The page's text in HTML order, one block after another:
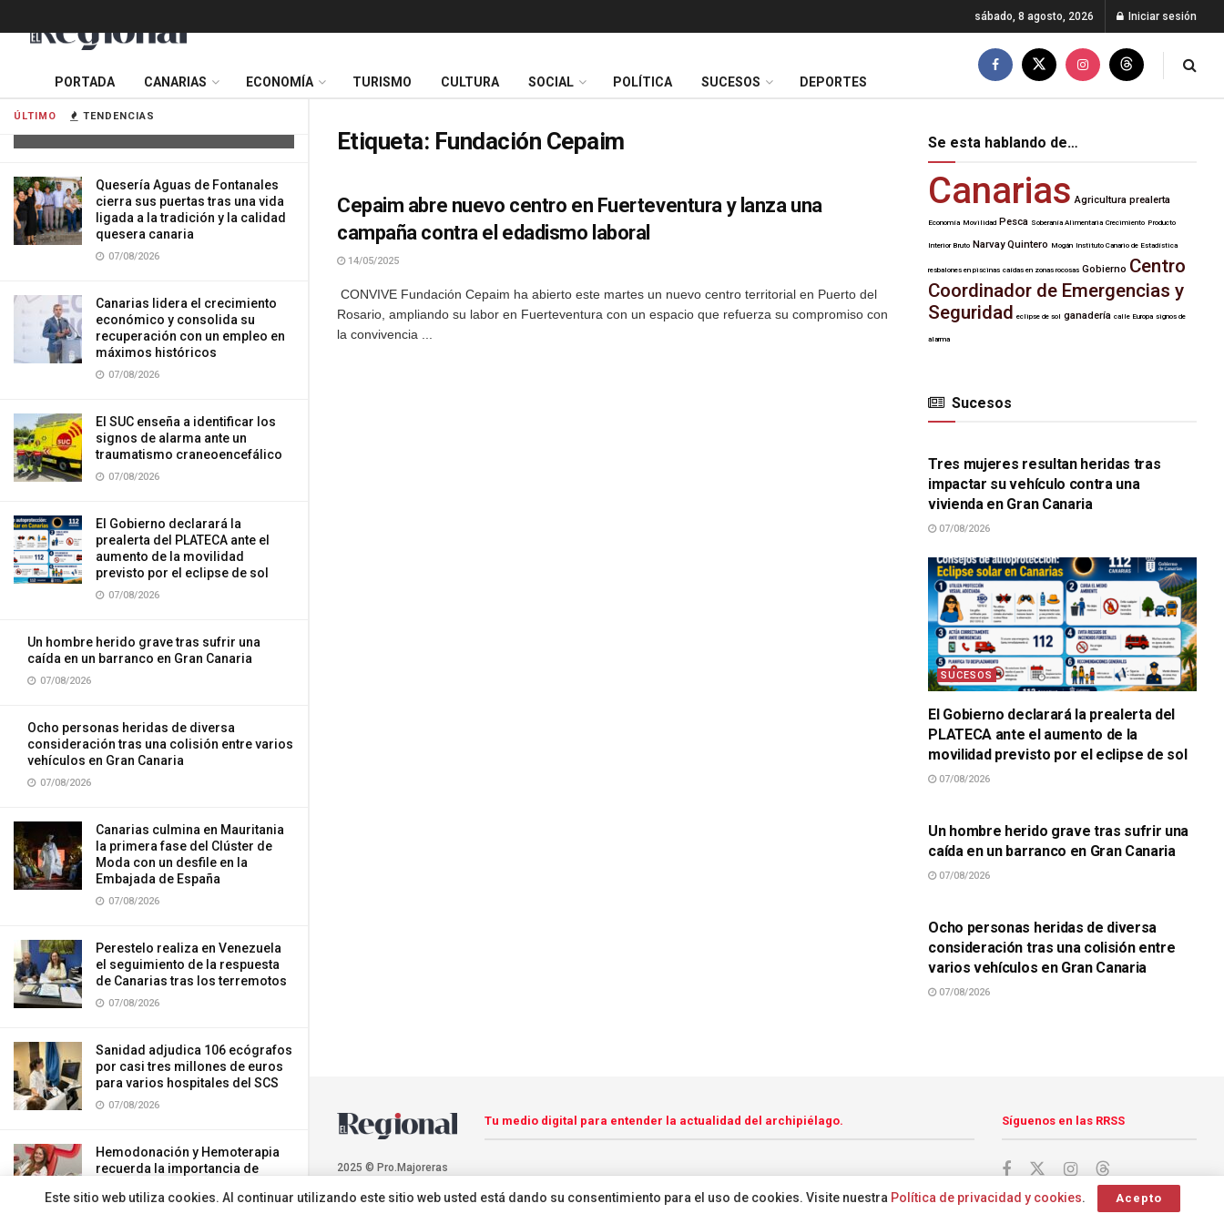
ÚLTIMO TENDENCIAS
impactar su vehículo contra una
Quesería Aguas de Fontanales
cierra sus puertas tras una vida
ligada a la tradición y la calidad
quesera canaria
07/08/2026
Canarias lidera el crecimiento
económico y consolida su
recuperación con un empleo en
máximos históricos
07/08/2026
El SUC enseña a identificar los
signos de alarma ante un
traumatismo craneoencefálico
07/08/2026
El Gobierno declarará la
prealerta del PLATECA ante el
aumento de la movilidad
previsto por el eclipse de sol
07/08/2026
Un hombre herido grave tras sufrir una
caída en un barranco en Gran Canaria
07/08/2026
Ocho personas heridas de diversa
consideración tras una colisión entre varios
vehículos en Gran Canaria
07/08/2026
Canarias culmina en Mauritania
la primera fase del Clúster de
Moda con un desfile en la
Embajada de España
07/08/2026
Perestelo realiza en Venezuela
el seguimiento de la respuesta
de Canarias tras los terremotos
07/08/2026
Sanidad adjudica 106 ecógrafos
por casi tres millones de euros
para varios hospitales del SCS
07/08/2026
Hemodonación y Hemoterapia
recuerda la importancia de
sábado, 8 agosto, 2026 Iniciar sesión
PORTADA CANARIAS ECONOMÍA TURISMO CULTURA SOCIAL POLÍTICA SUCESOS DEPORTES
Etiqueta: Fundación Cepaim
Cepaim abre nuevo centro en Fuerteventura y lanza una
campaña contra el edadismo laboral
14/05/2025
CONVIVE Fundación Cepaim ha abierto este martes un nuevo centro territorial en Puerto del
Rosario, ampliando su labor en Fuerteventura con un espacio que refuerza su compromiso con
la convivencia ...
Se esta hablando de…
Canarias Agricultura prealerta
Economía Movilidad Pesca Soberanía Alimentaria Crecimiento Producto
Interior Bruto Narvay Quintero Mogán Instituto Canario de Estadística
resbalones en piscinas caídas en zonas rocosas Gobierno Centro
Coordinador de Emergencias y
Seguridad eclipse de sol ganadería calle Europa signos de
alarma
Sucesos
SUCESOS
Tres mujeres resultan heridas tras
impactar su vehículo contra una
vivienda en Gran Canaria
07/08/2026
SUCESOS
El Gobierno declarará la prealerta del
PLATECA ante el aumento de la
movilidad previsto por el eclipse de sol
07/08/2026
Un hombre herido grave tras sufrir una
caída en un barranco en Gran Canaria
07/08/2026
Ocho personas heridas de diversa
consideración tras una colisión entre
varios vehículos en Gran Canaria
07/08/2026
2025 © Pro.Majoreras
Tu medio digital para entender la actualidad del archipiélago. Síguenos en las RRSS
Este sitio web utiliza cookies. Al continuar utilizando este sitio web usted está dando su consentimiento para el uso de cookies. Visite nuestra Política de privacidad y cookies. Acepto